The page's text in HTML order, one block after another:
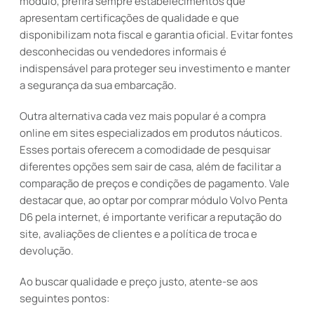
apresentam certificações de qualidade e que
disponibilizam nota fiscal e garantia oficial. Evitar fontes
desconhecidas ou vendedores informais é
indispensável para proteger seu investimento e manter
a segurança da sua embarcação.
Outra alternativa cada vez mais popular é a compra
online em sites especializados em produtos náuticos.
Esses portais oferecem a comodidade de pesquisar
diferentes opções sem sair de casa, além de facilitar a
comparação de preços e condições de pagamento. Vale
destacar que, ao optar por comprar módulo Volvo Penta
D6 pela internet, é importante verificar a reputação do
site, avaliações de clientes e a política de troca e
devolução.
Ao buscar qualidade e preço justo, atente-se aos
seguintes pontos: